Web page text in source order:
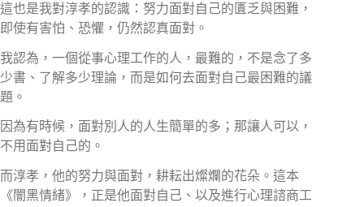
這也是我對淳孝的認識：努力面對自己的匱乏與困難，
即使有害怕、恐懼，仍然認真面對。
我認為，一個從事心理工作的人，最難的，不是念了多
少書、了解多少理論，而是如何去面對自己最困難的議
題。
因為有時候，面對別人的人生簡單的多；那讓人可以，
不用面對自己的。
而淳孝，他的努力與面對，耕耘出燦爛的花朵。這本
《闇黑情緒》，正是他面對自己、以及進行心理諮商工